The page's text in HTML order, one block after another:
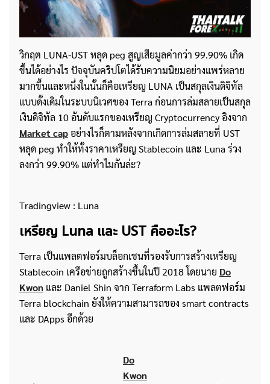
วิกฤต LUNA-UST หลุด peg สูญเสียมูลค่ากว่า 99.90% เกิด
ขึ้นได้อย่างไร ปัจจุบันคริปโตได้รับความนิยมอย่างแพร่หลาย
มากขึ้นและหนึ่งในนั้นก็คือเหรียญ LUNA เป็นสกุลเงินดิจิทัล
แบบดั้งเดิมในระบบนิเวศของ Terra ก่อนการล่มสลายเป็นสกุล
เงินดิจิทัล 10 อันดับแรกของเหรียญ Cryptocurrency อิงจาก
Market capอย่างไรก็ตามหลังจากเกิดการล่มสลายที่ UST
หลุด peg ทำให้ทั้งราคาเหรียญ Stablecoin และ Luna ร่วง
ลงกว่า 99.90% แต่ทำไมกันล่ะ?
Tradingview : Luna
เหรียญ Luna และ UST คืออะไร?
Terra เป็นแพลตฟอร์มบล็อกเชนที่รองรับการสร้างเหรียญ
Stablecoin เครือข่ายถูกสร้างขึ้นในปี 2018 โดยนาย Do
Kwon และ Daniel Shin จาก Terraform Labs แพลตฟอร์ม
Terra blockchain ยังให้ความสามารถของ smart contracts
และ DApps อีกด้วย
Do
Kwon